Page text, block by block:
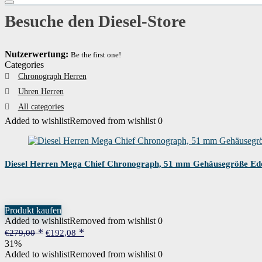
Besuche den Diesel-Store
Nutzerwertung: Be the first one!
Categories
Chronograph Herren
Uhren Herren
All categories
Added to wishlistRemoved from wishlist 0
Diesel Herren Mega Chief Chronograph, 51 mm Gehäusegröße
Produkt kaufen
Added to wishlistRemoved from wishlist 0
€279,00
Ursprünglicher
war:
€192,08
31%
Added to wishlistRemoved from wishlist 0